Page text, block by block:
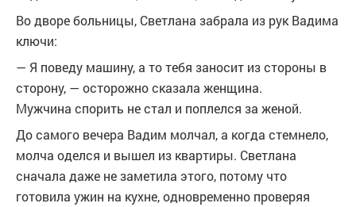
Во дворе больницы, Светлана забрала из рук Вадима
ключи:
— Я поведу машину, а то тебя заносит из стороны в
сторону, — осторожно сказала женщина.
Мужчина спорить не стал и поплелся за женой.
До самого вечера Вадим молчал, а когда стемнело,
молча оделся и вышел из квартиры. Светлана
сначала даже не заметила этого, потому что
готовила ужин на кухне, одновременно проверяя